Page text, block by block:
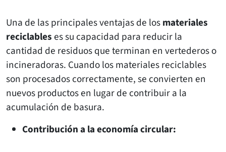
Una de las principales ventajas de losmateriales
reciclables es su capacidad para reducir la
cantidad de residuos que terminan en vertederos o
incineradoras. Cuando los materiales reciclables
son procesados correctamente, se convierten en
nuevos productos en lugar de contribuir a la
acumulación de basura.
Contribución a la economía circular: